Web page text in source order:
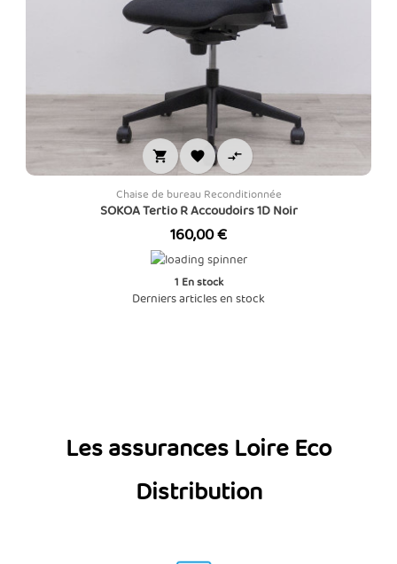
  
Chaise de bureau Reconditionnée
SOKOA Tertio R Accoudoirs 1D Noir
Prix
160,00 €
1 En stock
Derniers articles en stock
Les assurances Loire Eco
Distribution